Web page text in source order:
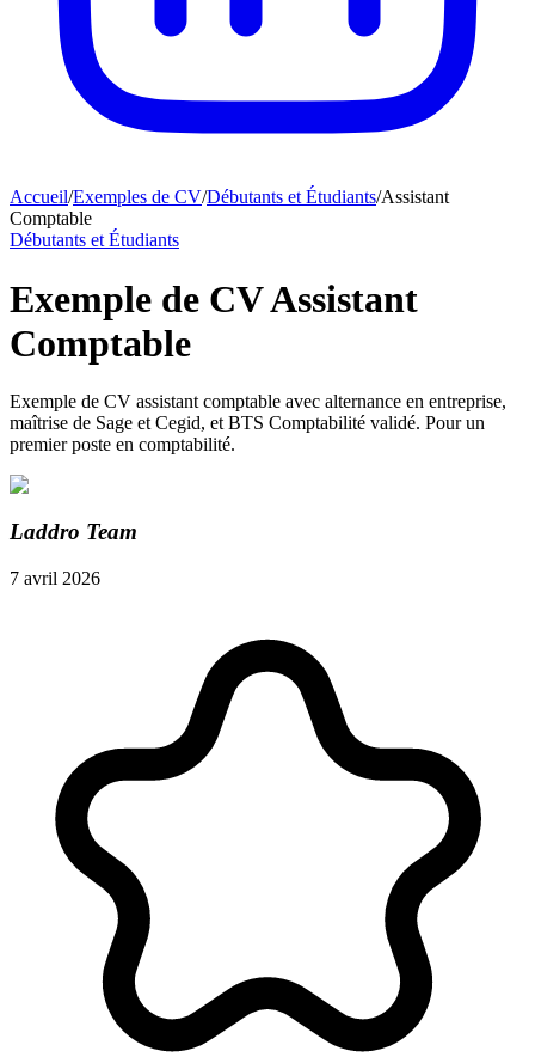
Accueil/Exemples de CV/Débutants et Étudiants/Assistant
Comptable
Débutants et Étudiants
Exemple de CV Assistant
Comptable
Exemple de CV assistant comptable avec alternance en entreprise,
maîtrise de Sage et Cegid, et BTS Comptabilité validé. Pour un
premier poste en comptabilité.
Laddro Team
7 avril 2026